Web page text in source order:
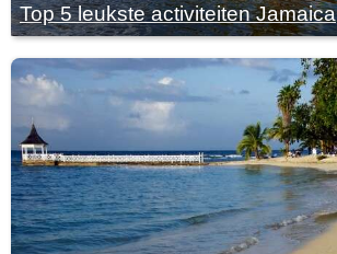
Top 5 leukste activiteiten Jamaica